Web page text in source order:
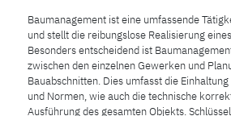
Baumanagement ist eine umfassende
und stellt die reibungslose Realisierung
Besonders entscheidend ist
zwischen den einzelnen Gewerken und
Bauabschnitten. Dies umfasst die
und Normen, wie auch die technische
Ausführung des gesamten Objekts.